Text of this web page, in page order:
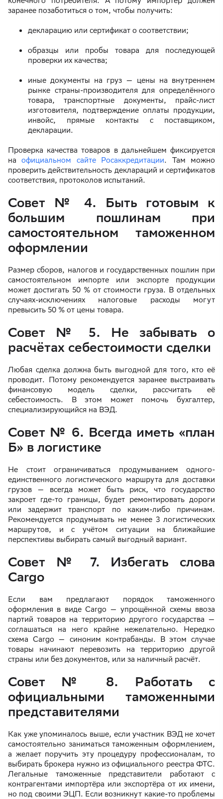
заранее позаботиться о том, чтобы получить:
декларацию или сертификат о соответствии;
образцы или пробы товара для последующей
проверки их качества;
иные документы на груз — цены на внутреннем
рынке страны-производителя для определённого
товара, транспортные документы, прайс-лист
изготовителя, подтверждение оплаты продукции,
инвойс, прямые контакты с поставщиком,
декларации.
Проверка качества товаров в дальнейшем фиксируется
наофициальном сайте Росаккредитации. Там можно
проверить действительность деклараций и сертификатов
соответствия, протоколов испытаний.
Совет № 4. Быть готовым к
большим пошлинам при
самостоятельном таможенном
оформлении
Размер сборов, налогов и государственных пошлин при
самостоятельном импорте или экспорте продукции
может достигать 50 % от стоимости груза. В отдельных
случаях-исключениях налоговые расходы могут
превысить 50 % от цены товара.
Совет № 5. Не забывать о
расчётах себестоимости сделки
Любая сделка должна быть выгодной для того, кто её
проводит. Потому рекомендуется заранее выстраивать
финансовую модель сделки, рассчитать её
себестоимость. В этом может помочь бухгалтер,
специализирующийся на ВЭД.
Совет № 6. Всегда иметь «план
Б» в логистике
Не стоит ограничиваться продумыванием одного-
единственного логистического маршрута для доставки
грузов — всегда может быть риск, что государство
закроет где-то границы, будет ремонтировать дороги
или задержит транспорт по каким-либо причинам.
Рекомендуется продумывать не менее 3 логистических
маршрутов, и с учётом ситуации на ближайшие
перспективы выбирать самый выгодный вариант.
Совет № 7. Избегать слова
Cargo
Если вам предлагают порядок таможенного
оформления в виде Cargo — упрощённой схемы ввоза
партий товаров на территорию другого государства —
соглашаться на него крайне нежелательно. Нередко
схема Cargo — синоним контрабанды. В этом случае
товары начинают перевозить на территорию другой
страны или без документов, или за наличный расчёт.
Совет № 8. Работать с
официальными таможенными
представителями
Как уже упоминалось выше, если участник ВЭД не хочет
самостоятельно заниматься таможенным оформлением,
а желает поручить эту процедуру профессионалам, то
выбирать брокера нужно из официального реестра ФТС.
Легальные таможенные представители работают с
контрагентами импортёра или экспортёра от их имени,
но под своими ЭЦП. Если возникнут какие-то проблемы